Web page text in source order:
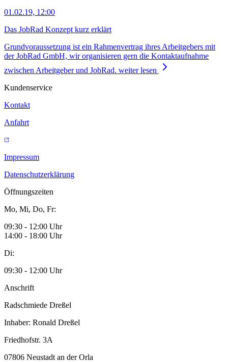
01.02.19, 12:00
Das JobRad Konzept kurz erklärt
Grundvoraussetzung ist ein Rahmenvertrag ihres Arbeitgebers mit
der JobRad GmbH, wir organisieren gern die Kontaktaufnahme
zwischen Arbeitgeber und JobRad. weiter lesen
Kundenservice
Kontakt
Anfahrt
Impressum
Datenschutzerklärung
Öffnungszeiten
Mo, Mi, Do, Fr:
09:30 - 12:00 Uhr
14:00 - 18:00 Uhr
Di:
09:30 - 12:00 Uhr
Anschrift
Radschmiede Dreßel
Inhaber: Ronald Dreßel
Friedhofstr. 3A
07806 Neustadt an der Orla